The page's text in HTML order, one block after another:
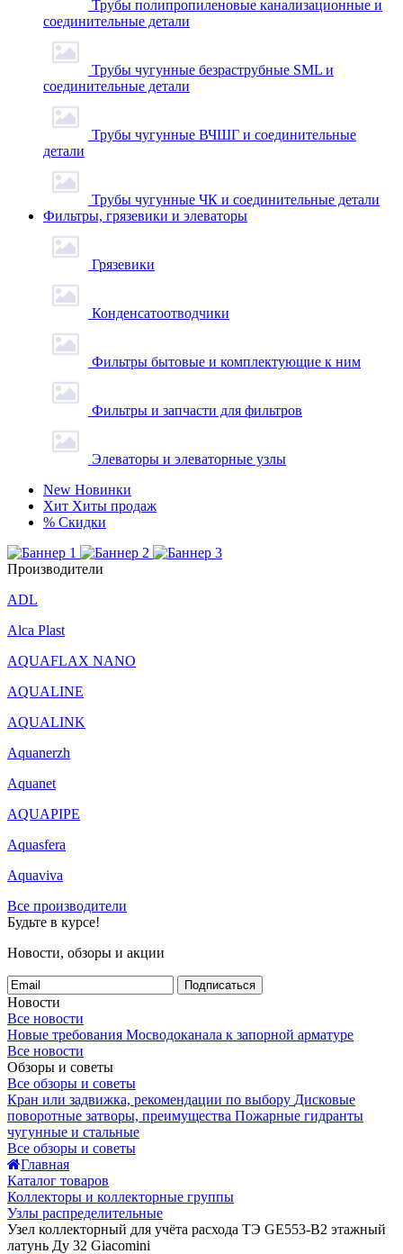
Трубы полипропиленовые канализационные и
соединительные детали
Трубы чугунные безраструбные SML и
соединительные детали
Трубы чугунные ВЧШГ и соединительные
детали
Трубы чугунные ЧК и соединительные детали
Фильтры, грязевики и элеваторы
Грязевики
Конденсатоотводчики
Фильтры бытовые и комплектующие к ним
Фильтры и запчасти для фильтров
Элеваторы и элеваторные узлы
New Новинки
Хит Хиты продаж
% Скидки
Производители
ADL
Alca Plast
AQUAFLAX NANO
AQUALINE
AQUALINK
Aquanerzh
Aquanet
AQUAPIPE
Aquasfera
Aquaviva
Все производители
Будьте в курсе!
Новости, обзоры и акции
Подписаться
Новости
Все новости
Новые требования Мосводоканала к запорной арматуре
Все новости
Обзоры и советы
Все обзоры и советы
Кран или задвижка, рекомендации по выбору Дисковые
поворотные затворы, преимущества Пожарные гидранты
чугунные и стальные
Все обзоры и советы
Главная
Каталог товаров
Коллекторы и коллекторные группы
Узлы распределительные
Узел коллекторный для учёта расхода ТЭ GE553-B2 этажный
латунь Ду 32 Giacomini